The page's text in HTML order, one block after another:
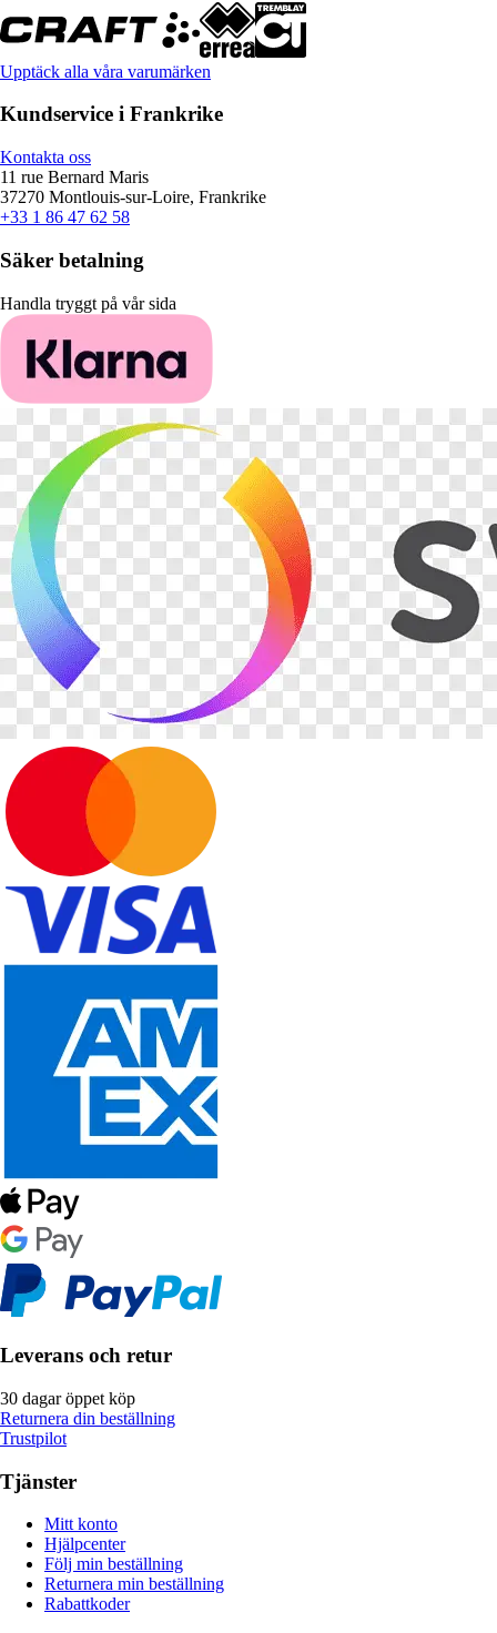
Upptäck alla våra varumärken
Kundservice i Frankrike
Kontakta oss
11 rue Bernard Maris
37270 Montlouis-sur-Loire, Frankrike
+33 1 86 47 62 58
Säker betalning
Handla tryggt på vår sida
Leverans och retur
30 dagar öppet köp
Returnera din beställning
Trustpilot
Tjänster
Mitt konto
Hjälpcenter
Följ min beställning
Returnera min beställning
Rabattkoder